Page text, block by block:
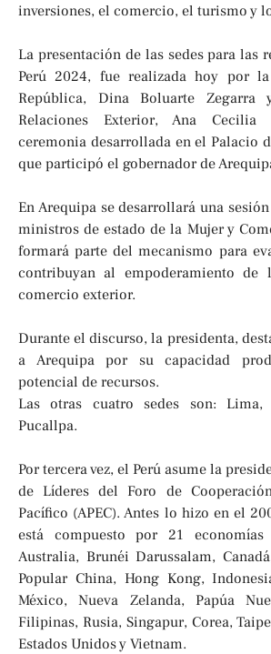
inversiones, el comercio, el turismo y
La presentación de las sedes para las
Perú 2024, fue realizada hoy por
República, Dina Boluarte
Relaciones Exterior, Ana
ceremonia desarrollada en el Palacio
que participó el gobernador de
En Arequipa se desarrollará una
ministros de estado de la Mujer y
formará parte del mecanismo para
contribuyan al empoderamiento de
comercio exterior.
Durante el discurso, la presidenta,
a Arequipa por su capacidad
potencial de recursos.
Las otras cuatro sedes son:
Pucallpa.
Por tercera vez, el Perú asume la
de Líderes del Foro de
Pacífico (APEC). Antes lo hizo en el
está compuesto por 21 economías
Australia, Brunéi Darussalam,
Popular China, Hong Kong,
México, Nueva Zelanda, Papúa
Filipinas, Rusia, Singapur, Corea,
Estados Unidos y Vietnam.